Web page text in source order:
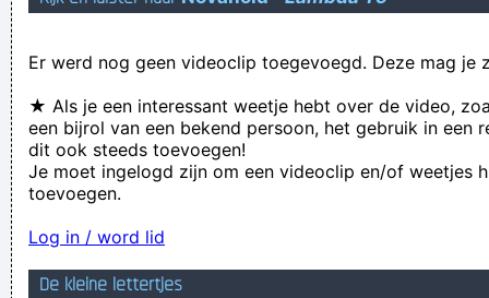
worden om telkens aan Knoos Alperts gelinkt te worden
Geej se lèllike voel hod!
Er werd nog geen videoclip toegevoegd. Deze mag je
★ Als je een interessant weetje hebt over de video,
een bijrol van een bekend persoon, het gebruik in een
dit ook steeds toevoegen!
Je moet ingelogd zijn om een videoclip en/of weetjes
toevoegen.
Log in / word lid
De kleine lettertjes